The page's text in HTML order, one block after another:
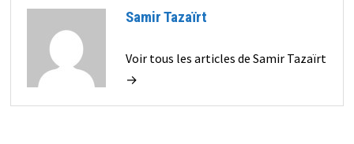
Samir Tazaïrt
Voir tous les articles de Samir Tazaïrt
→